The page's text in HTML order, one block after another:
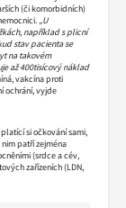
(či komorbidních)
„U
například s plicní
stav pacienta se
na takovém
až 400tisícový náklad
vakcína proti
ochrání, vyjde
si očkování sami,
patří zejména
(srdce a cév,
zařízeních (LDN,